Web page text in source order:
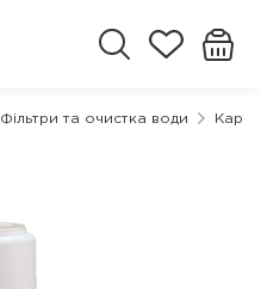
Фільтри та очистка води